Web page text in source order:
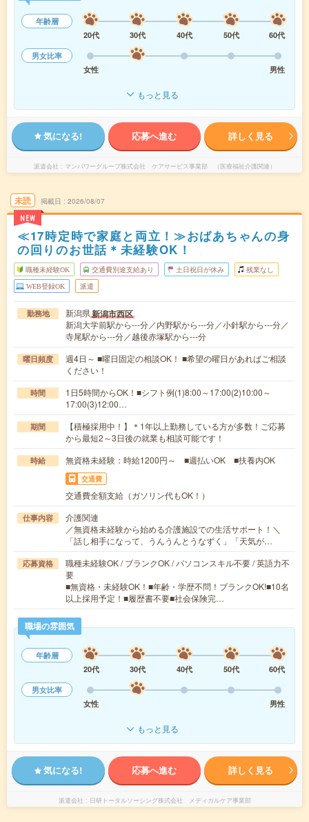
年齢層
20代
30代 40代 50代
60代
男女比率
女性
男性
もっと見る
気になる! 応募へ進む 詳しく見る
派遣会社 マンパワーグループ株式会社 ケアサービス事業部 （医療福祉介護関連）
未読
NEW
掲載日 2026/08/07
≪17時定時で家庭と両立！≫おばあちゃんの身
の回りのお世話＊未経験OK！
職種未経験OK 交通費別途支給あり 土日祝日が休み 残業なし
WEB登録OK 派遣
勤務地 新潟県新潟市西区
新潟大学前駅から---分／内野駅から---分／小針駅から---分／
寺尾駅から---分／越後赤塚駅から---分
曜日頻度
週4日～ ■曜日固定の相談OK！ ■希望の曜日があればご相談
ください！
時間
1日5時間からOK！■シフト例(1)8:00～17:00(2)10:00～
17:00(3)12:00…
期間
【積極採用中！】＊1年以上勤務している方が多数！ご応募
から最短2～3日後の就業も相談可能です！
時給 無資格未経験：時給1200円～ ■週払いOK ■扶養内OK
交通費
交通費全額支給（ガソリン代もOK！）
仕事内容
介護関連
／無資格未経験から始める介護施設での生活サポート！＼
「話し相手になって、うんうんとうなずく」「天気が…
応募資格
職種未経験OK / ブランクOK / パソコンスキル不要 / 英語力不
要
■無資格・未経験OK！■年齢・学歴不問！ブランクOK!■10名
以上採用予定！■履歴書不要■社会保険完…
職場の雰囲気
年齢層
20代
30代 40代 50代
60代
男女比率
女性
男性
もっと見る
気になる! 応募へ進む 詳しく見る
派遣会社 日研トータルソーシング株式会社 メディカルケア事業部